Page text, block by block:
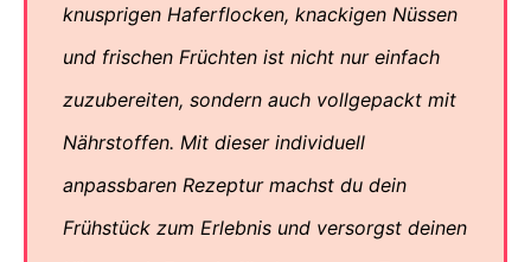
knusprigen Haferflocken, knackigen Nüssen
und frischen Früchten ist nicht nur einfach
zuzubereiten, sondern auch vollgepackt mit
Nährstoffen. Mit dieser individuell
anpassbaren Rezeptur machst du dein
Frühstück zum Erlebnis und versorgst deinen